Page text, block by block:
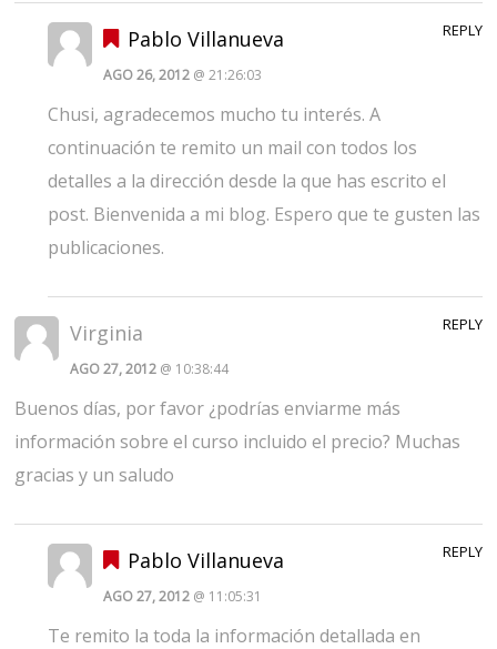
Pablo Villanueva
AGO 26, 2012 @ 21:26:03
Chusi, agradecemos mucho tu interés. A
continuación te remito un mail con todos los
detalles a la dirección desde la que has escrito el
post. Bienvenida a mi blog. Espero que te gusten las
publicaciones.
REPLY
Virginia
AGO 27, 2012 @ 10:38:44
Buenos días, por favor ¿podrías enviarme más
información sobre el curso incluido el precio? Muchas
gracias y un saludo
REPLY
Pablo Villanueva
AGO 27, 2012 @ 11:05:31
Te remito la toda la información detallada en
REPLY